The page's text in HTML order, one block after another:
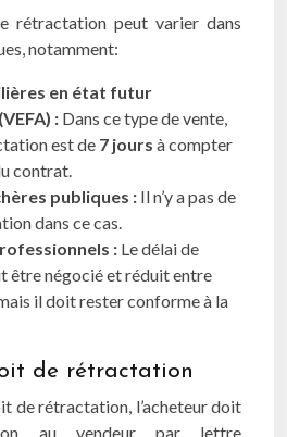
rétractation peut varier dans
notamment:
en état futur
: Dans ce type de vente,
est de 7 jours à compter
contrat.
publiques : Il n’y a pas de
dans ce cas.
: Le délai de
être négocié et réduit entre
il doit rester conforme à la
de rétractation
de rétractation, l’acheteur doit
au vendeur par lettre